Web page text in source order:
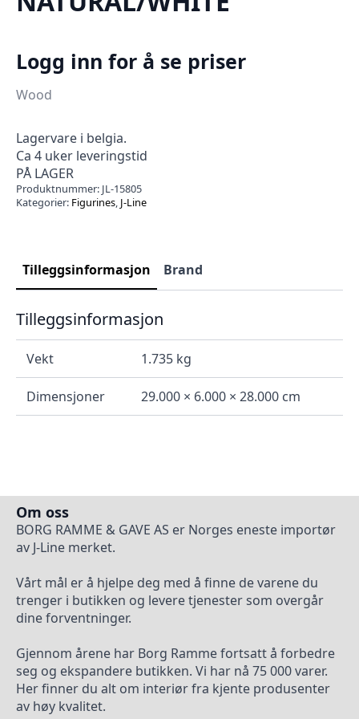
Logg inn for å se priser
Wood
Lagervare i belgia.
Ca 4 uker leveringstid
PÅ LAGER
Produktnummer: JL-15805
Kategorier: Figurines, J-Line
Tilleggsinformasjon Brand
Tilleggsinformasjon
Vekt 1.735 kg
Dimensjoner 29.000 × 6.000 × 28.000 cm
Om oss
BORG RAMME & GAVE AS er Norges eneste importør
av J-Line merket.
Vårt mål er å hjelpe deg med å finne de varene du
trenger i butikken og levere tjenester som overgår
dine forventninger.
Gjennom årene har Borg Ramme fortsatt å forbedre
seg og ekspandere butikken. Vi har nå 75 000 varer.
Her finner du alt om interiør fra kjente produsenter
av høy kvalitet.